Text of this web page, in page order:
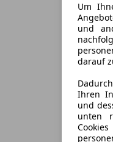
Um
und
darauf
Ihren
und
unten